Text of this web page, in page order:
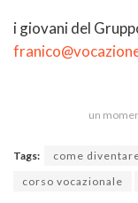
i giovani del
un
Tags: come
corso vocazionale